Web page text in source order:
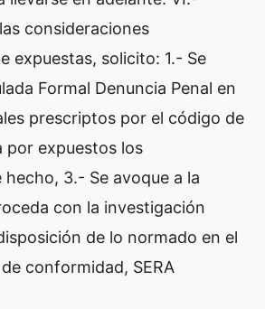
consideraciones
expuestas, solicito: 1.- Se
Formal Denuncia Penal en
prescriptos por el código de
por expuestos los
3.- Se avoque a la
con la investigación
de lo normado en el
conformidad, SERA